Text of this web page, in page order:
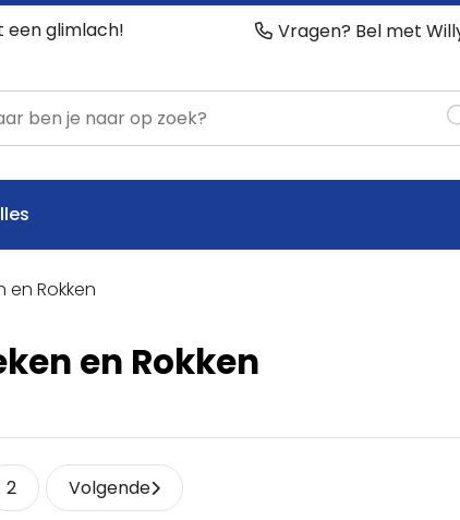
een glimlach! Vragen? Bel met
en Rokken
en Rokken
2 Volgende